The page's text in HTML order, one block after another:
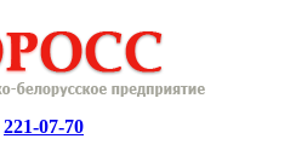
221-07-70